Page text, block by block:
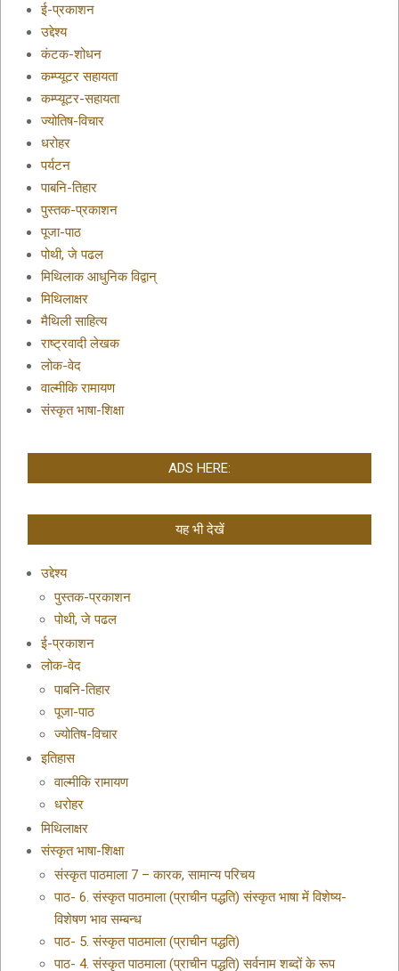
ई-प्रकाशन
उद्देश्य
कंटक-शोधन
कम्प्यूटर सहायता
कम्प्यूटर-सहायता
ज्योतिष-विचार
धरोहर
पर्यटन
पाबनि-तिहार
पुस्तक-प्रकाशन
पूजा-पाठ
पोथी, जे पढल
मिथिलाक आधुनिक विद्वान्
मिथिलाक्षर
मैथिली साहित्य
राष्ट्रवादी लेखक
लोक-वेद
वाल्मीकि रामायण
संस्कृत भाषा-शिक्षा
ADS HERE:
यह भी देखें
उद्देश्य
पुस्तक-प्रकाशन
पोथी, जे पढल
ई-प्रकाशन
लोक-वेद
पाबनि-तिहार
पूजा-पाठ
ज्योतिष-विचार
इतिहास
वाल्मीकि रामायण
धरोहर
मिथिलाक्षर
संस्कृत भाषा-शिक्षा
संस्कृत पाठमाला 7 – कारक, सामान्य परिचय
पाठ- 6. संस्कृत पाठमाला (प्राचीन पद्धति) संस्कृत भाषा में विशेष्य-
विशेषण भाव सम्बन्ध
पाठ- 5. संस्कृत पाठमाला (प्राचीन पद्धति)
पाठ- 4. संस्कृत पाठमाला (प्राचीन पद्धति) सर्वनाम शब्दों के रूप